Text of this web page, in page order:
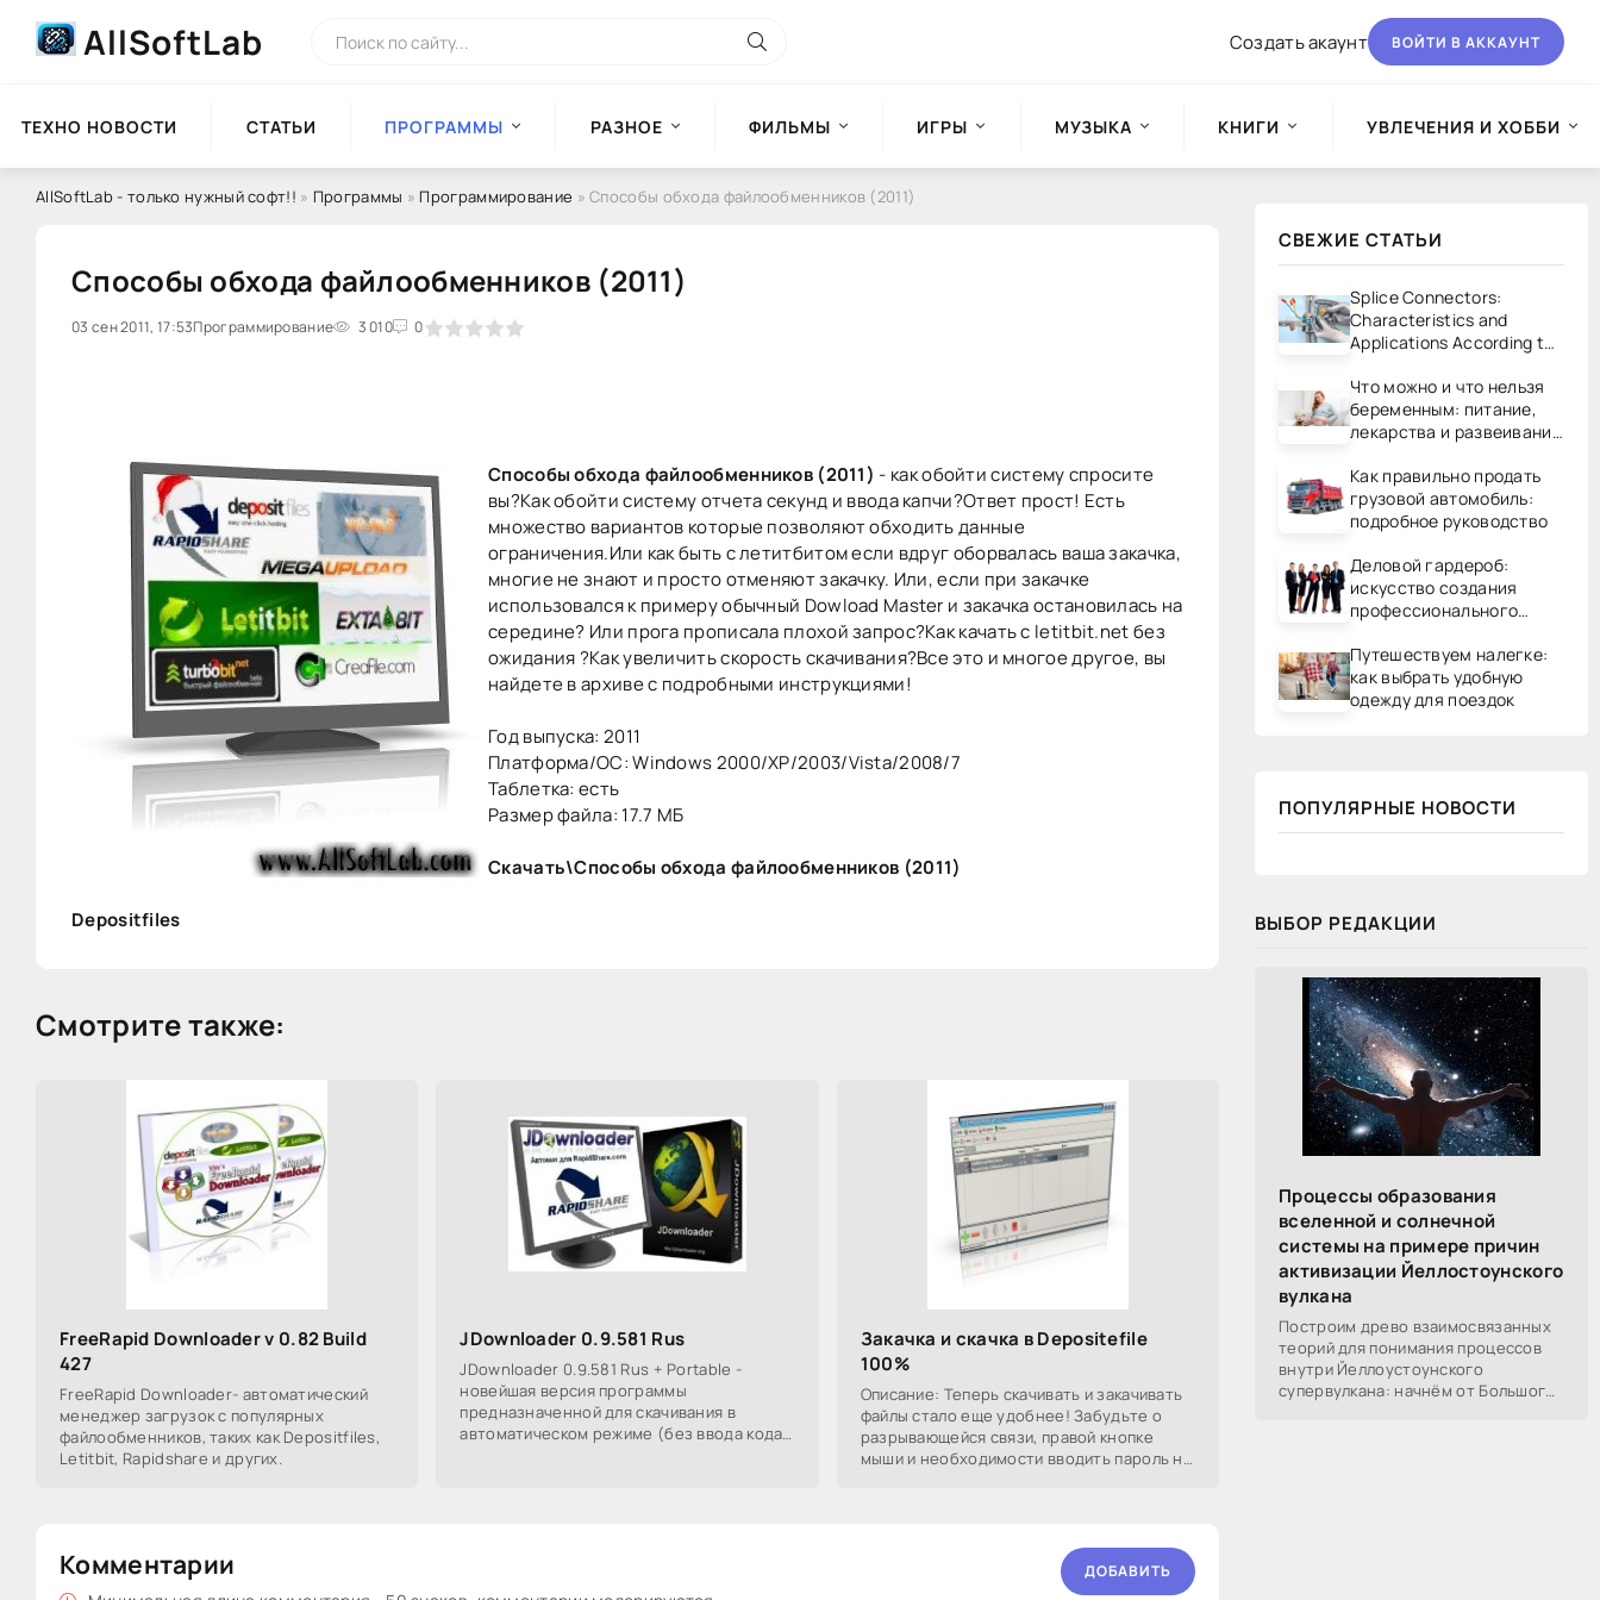
AllSoftLab Создать акаунт ВОЙТИ В АККАУНТ
ТЕХНО НОВОСТИ СТАТЬИ ПРОГРАММЫ РАЗНОЕ ФИЛЬМЫ ИГРЫ МУЗЫКА КНИГИ УВЛЕЧЕНИЯ И ХОББИ
AllSoftLab - только нужный софт!! » Программы » Программирование » Способы обхода файлообменников (2011)
Способы обхода файлообменников (2011)
03 сен 2011, 17:53Программирование 3 010 0
0 1 2 3 4 5
Способы обхода файлообменников (2011) - как обойти систему спросите
вы?Как обойти систему отчета секунд и ввода капчи?Ответ прост! Есть
множество вариантов которые позволяют обходить данные
ограничения.Или как быть с летитбитом если вдруг оборвалась ваша закачка,
многие не знают и просто отменяют закачку. Или, если при закачке
использовался к примеру обычный Dowload Master и закачка остановилась на
середине? Или прога прописала плохой запрос?Как качать с letitbit.net без
ожидания ?Как увеличить скорость скачивания?Все это и многое другое, вы
найдете в архиве с подробными инструкциями!
Год выпуска: 2011
Платформа/ОС: Windows 2000/XP/2003/Vista/2008/7
Таблетка: есть
Размер файла: 17.7 МБ
Скачать\Способы обхода файлообменников (2011)
Depositfiles
Смотрите также:
FreeRapid Downloader v 0.82 Build
427
FreeRapid Downloader- автоматический
менеджер загрузок с популярных
файлообменников, таких как Depositfiles,
Letitbit, Rapidshare и других.
JDownloader 0.9.581 Rus
JDownloader 0.9.581 Rus + Portable -
новейшая версия программы
предназначенной для скачивания в
автоматическом режиме (без ввода кода
Закачка и скачка в Depositefile
100%
Описание: Теперь скачивать и закачивать
файлы стало еще удобнее! Забудьте о
разрывающейся связи, правой кнопке
мыши и необходимости вводить пароль на
Комментарии ДОБАВИТЬ
СВЕЖИЕ СТАТЬИ
Splice Connectors:
Characteristics and
Applications According to
Что можно и что нельзя
беременным: питание,
лекарства и развеивание
Как правильно продать
грузовой автомобиль:
подробное руководство
Деловой гардероб:
искусство создания
профессионального
Путешествуем налегке:
как выбрать удобную
одежду для поездок
ПОПУЛЯРНЫЕ НОВОСТИ
ВЫБОР РЕДАКЦИИ
Процессы образования
вселенной и солнечной
системы на примере причин
активизации Йеллостоунского
вулкана
Построим древо взаимосвязанных
теорий для понимания процессов
внутри Йеллоустоунского
супервулкана: начнём от Большого